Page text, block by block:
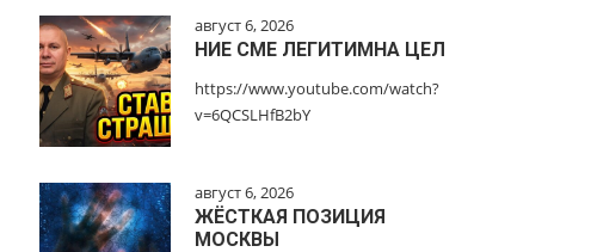
август 6, 2026
НИЕ СМЕ ЛЕГИТИМНА ЦЕЛ
https://www.youtube.com/watch?
v=6QCSLHfB2bY
август 6, 2026
ЖЁСТКАЯ ПОЗИЦИЯ
МОСКВЫ